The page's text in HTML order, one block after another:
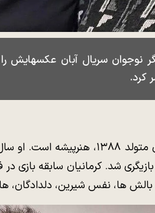
نوجوان سریال آبان
کرد.
بازیگری شد. کرمانیان سابقه
ها، نفس شیرین، دلدادگان، هاتف